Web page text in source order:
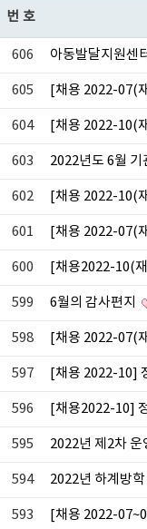
번호
606 아동발달지원센
605 [채용 2022-07(
604 [채용 2022-10(
603 2022년도 6월 기
602 [채용 2022-10(
601 [채용 2022-07(
600 [채용2022-10(
599 6월의 감사편지
598 [채용 2022-07(
597 [채용 2022-10]
596 [채용2022-10]
595 2022년 제2차 운
594 2022년 하계방
593 [채용 2022-